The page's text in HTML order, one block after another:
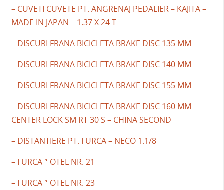
– CUVETI CUVETE PT. ANGRENAJ PEDALIER – KAJITA –
MADE IN JAPAN – 1.37 X 24 T
– DISCURI FRANA BICICLETA BRAKE DISC 135 MM
– DISCURI FRANA BICICLETA BRAKE DISC 140 MM
– DISCURI FRANA BICICLETA BRAKE DISC 155 MM
– DISCURI FRANA BICICLETA BRAKE DISC 160 MM
CENTER LOCK SM RT 30 S – CHINA SECOND
– DISTANTIERE PT. FURCA – NECO 1.1/8
– FURCA ″ OTEL NR. 21
– FURCA ″ OTEL NR. 23